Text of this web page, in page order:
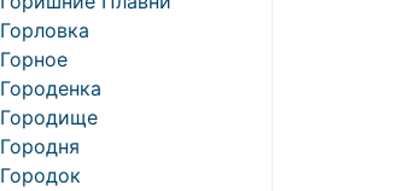
Горловка
Горное
Городенка
Городище
Городня
Городок